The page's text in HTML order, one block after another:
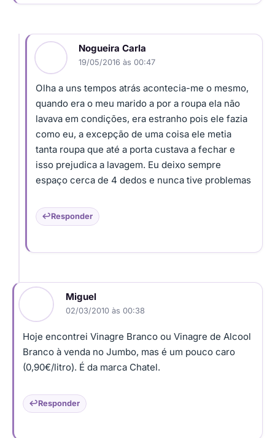
Nogueira Carla
19/05/2016 às 00:47
Olha a uns tempos atrás acontecia-me o mesmo,
quando era o meu marido a por a roupa ela não
lavava em condições, era estranho pois ele fazia
como eu, a excepção de uma coisa ele metia
tanta roupa que até a porta custava a fechar e
isso prejudica a lavagem. Eu deixo sempre
espaço cerca de 4 dedos e nunca tive problemas
Responder
Miguel
02/03/2010 às 00:38
Hoje encontrei Vinagre Branco ou Vinagre de Alcool
Branco à venda no Jumbo, mas é um pouco caro
(0,90€/litro). É da marca Chatel.
Responder